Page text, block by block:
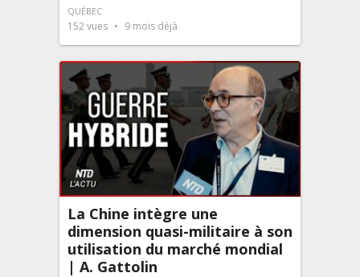
QUÉBEC
152vues 9 mois déjà
La Chine intègre une
dimension quasi-militaire à son
utilisation du marché mondial
| A. Gattolin